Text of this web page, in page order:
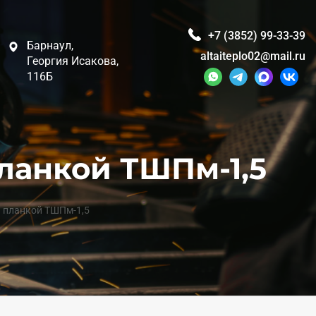
Барнаул,
Георгия Исакова,
116Б
+7 (3852) 99-33-39
altaiteplo02@mail.ru
ТШПм-1,5
планкой ТШПм-1,5